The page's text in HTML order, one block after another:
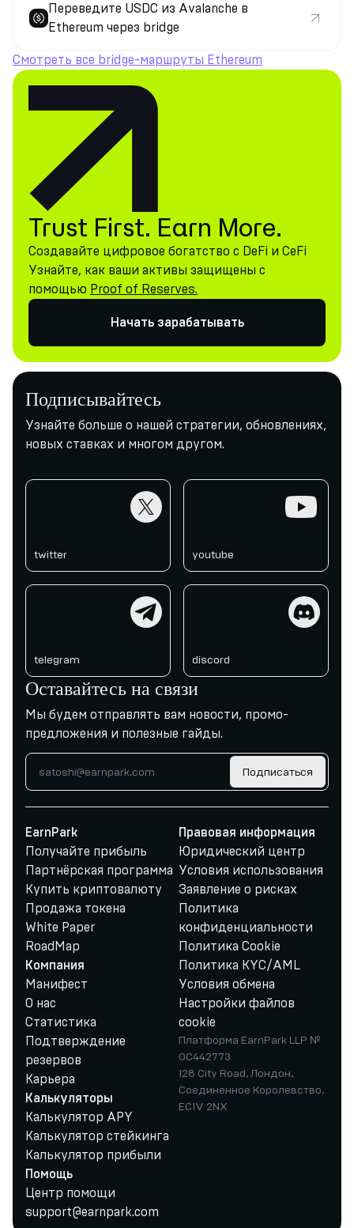
Переведите USDC из Avalanche в
Ethereum через bridge
Смотреть все bridge-маршруты Ethereum
Trust First. Earn More.
Создавайте цифровое богатство с DeFi и CeFi
Узнайте, как ваши активы защищены с
помощью Proof of Reserves.
Начать зарабатывать
Подписывайтесь
Узнайте больше о нашей стратегии, обновлениях,
новых ставках и многом другом.
twitter youtube
telegram discord
Оставайтесь на связи
Мы будем отправлять вам новости, промо-
предложения и полезные гайды.
Подписаться
EarnPark
Получайте прибыль
Партнёрская программа
Купить криптовалюту
Продажа токена
White Paper
RoadMap
Компания
Манифест
О нас
Статистика
Подтверждение
резервов
Карьера
Калькуляторы
Калькулятор APY
Калькулятор стейкинга
Калькулятор прибыли
Помощь
Центр помощи
support@earnpark.com
Правовая информация
Юридический центр
Условия использования
Заявление о рисках
Политика
конфиденциальности
Политика Cookie
Политика KYC/AML
Условия обмена
Настройки файлов
cookie
Платформа EarnPark LLP №
OC442773
128 City Road, Лондон,
Соединенное Королевство,
EC1V 2NX